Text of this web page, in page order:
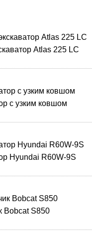
Atlas 225 LC
с узким ковшом
Hyundai R60W-9S
Bobcat S850